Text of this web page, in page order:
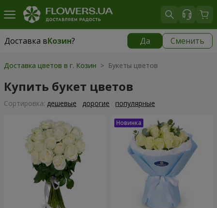
Доставка вКозин? Да Сменить
Доставка вКозин
Доставка цветов в г. Козин > Букеты цветов
Купить букет цветов
Cортировка: дешевые дорогие популярные